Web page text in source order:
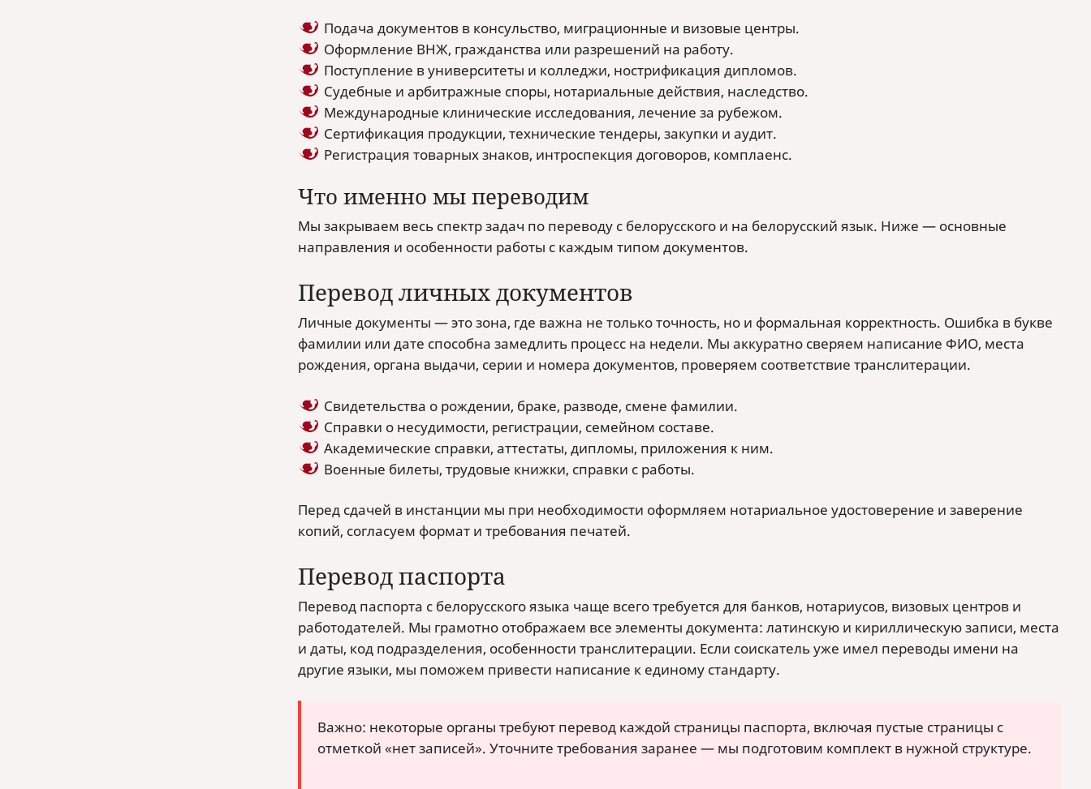
Подача документов в консульство, миграционные и визовые центры.
Оформление ВНЖ, гражданства или разрешений на работу.
Поступление в университеты и колледжи, нострификация дипломов.
Судебные и арбитражные споры, нотариальные действия, наследство.
Международные клинические исследования, лечение за рубежом.
Сертификация продукции, технические тендеры, закупки и аудит.
Регистрация товарных знаков, интроспекция договоров, комплаенс.
Что именно мы переводим
Мы закрываем весь спектр задач по переводу с белорусского и на белорусский язык. Ниже — основные
направления и особенности работы с каждым типом документов.
Перевод личных документов
Личные документы — это зона, где важна не только точность, но и формальная корректность. Ошибка в букве
фамилии или дате способна замедлить процесс на недели. Мы аккуратно сверяем написание ФИО, места
рождения, органа выдачи, серии и номера документов, проверяем соответствие транслитерации.
Свидетельства о рождении, браке, разводе, смене фамилии.
Справки о несудимости, регистрации, семейном составе.
Академические справки, аттестаты, дипломы, приложения к ним.
Военные билеты, трудовые книжки, справки с работы.
Перед сдачей в инстанции мы при необходимости оформляем нотариальное удостоверение и заверение
копий, согласуем формат и требования печатей.
Перевод паспорта
Перевод паспорта с белорусского языка чаще всего требуется для банков, нотариусов, визовых центров и
работодателей. Мы грамотно отображаем все элементы документа: латинскую и кириллическую записи, места
и даты, код подразделения, особенности транслитерации. Если соискатель уже имел переводы имени на
другие языки, мы поможем привести написание к единому стандарту.
Важно: некоторые органы требуют перевод каждой страницы паспорта, включая пустые страницы с
отметкой «нет записей». Уточните требования заранее — мы подготовим комплект в нужной структуре.